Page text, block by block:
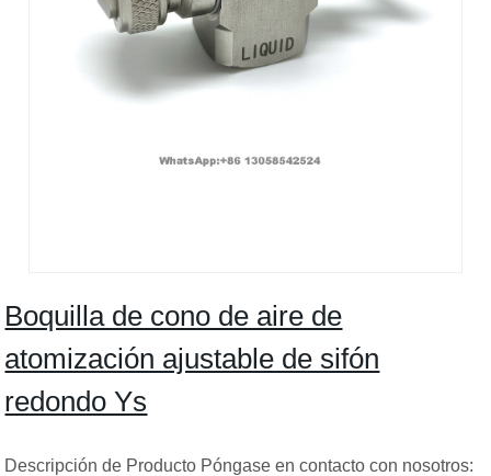
Boquilla de cono de aire de
atomización ajustable de sifón
redondo Ys
Descripción de Producto Póngase en contacto con nosotros: